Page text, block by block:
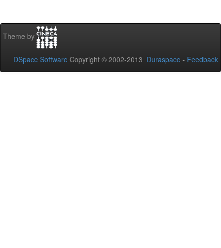
Theme by
DSpace Software Copyright © 2002-2013 Duraspace - Feedback